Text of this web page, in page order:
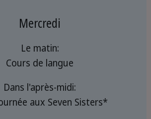
Mercredi
Le matin:
Cours de langue
Dans l'après-midi:
aux Seven Sisters*